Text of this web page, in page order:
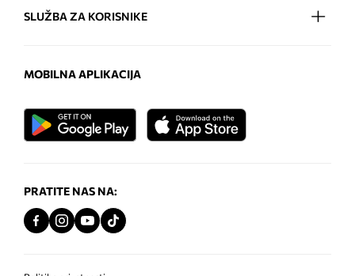
SLUŽBA ZA KORISNIKE
MOBILNA APLIKACIJA
PRATITE NAS NA: